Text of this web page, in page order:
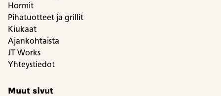
Hormit
Pihatuotteet ja grillit
Kiukaat
Ajankohtaista
JT Works
Yhteystiedot
Muut sivut